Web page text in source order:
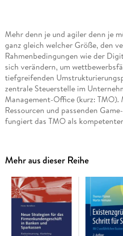
Mehr denn je und agiler denn je
ganz gleich welcher Größe, den
Rahmenbedingungen wie der
sich verändern, um
tiefgreifenden
zentrale Steuerstelle im
Management-Office (kurz:
Ressourcen und passenden
fungiert das TMO als
Geschäftsbedürfnisse erkannt
Gemeinsam wird ein
alle Bereiche der Organisation
für die Umsetzung von
Vor jedem Neuanfang muss erst
Mehr aus dieser Reihe